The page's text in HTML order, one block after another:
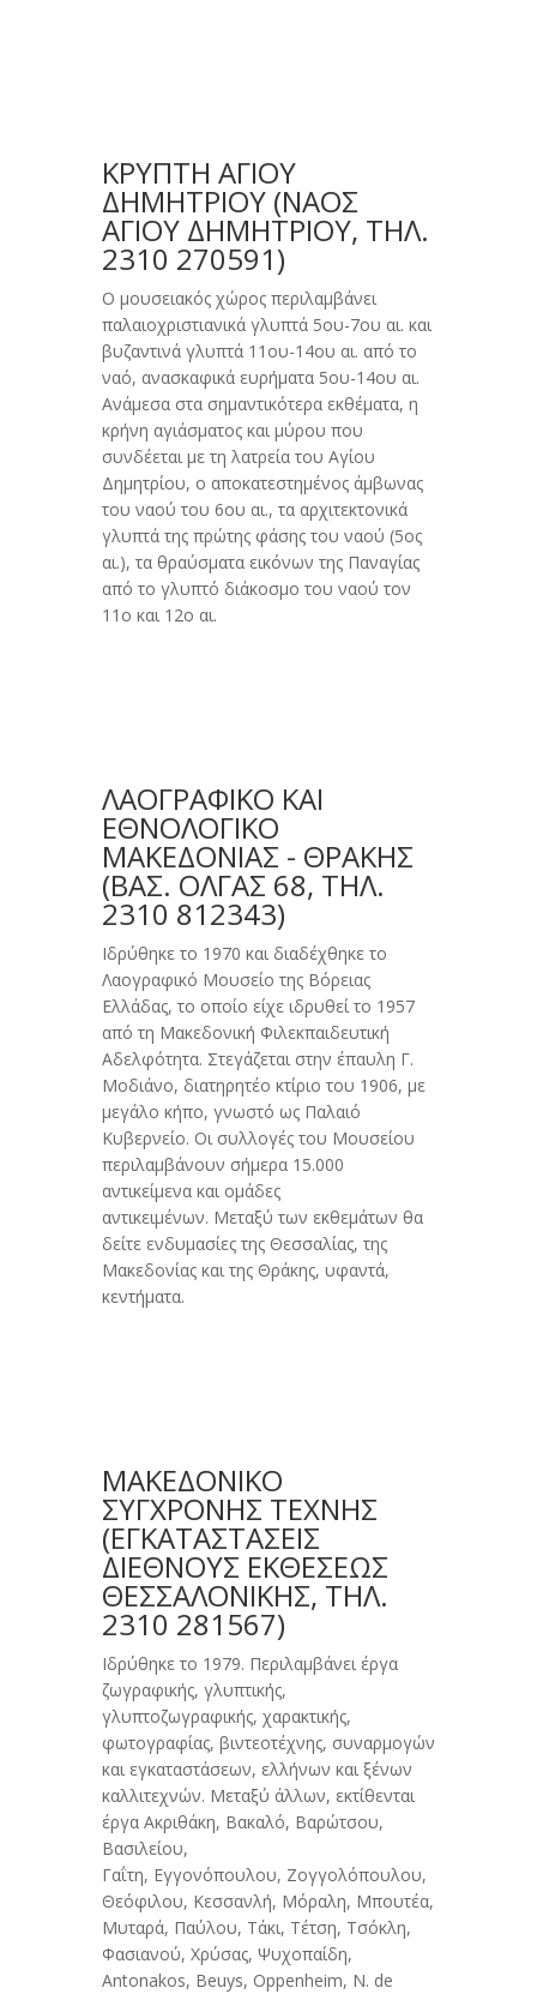
ΚΡΥΠΤΗ ΑΓΙΟΥ
ΔΗΜΗΤΡΙΟΥ (ΝΑΌΣ
AΓΊΟΥ ΔΗΜΗΤΡΊΟΥ, ΤΗΛ.
2310 270591)
Ο μουσειακός χώρος περιλαμβάνει
παλαιοχριστιανικά γλυπτά 5ου-7ου αι. και
βυζαντινά γλυπτά 11ου-14ου αι. από το
ναό, ανασκαφικά ευρήματα 5ου-14ου αι.
Ανάμεσα στα σημαντικότερα εκθέματα, η
κρήνη αγιάσματος και μύρου που
συνδέεται με τη λατρεία του Αγίου
Δημητρίου, ο αποκατεστημένος άμβωνας
του ναού του 6ου αι., τα αρχιτεκτονικά
γλυπτά της πρώτης φάσης του ναού (5ος
αι.), τα θραύσματα εικόνων της Παναγίας
από το γλυπτό διάκοσμο του ναού τον
11ο και 12ο αι.
ΛΑΟΓΡΑΦΙΚΟ ΚΑΙ
ΕΘΝΟΛΟΓΙΚΟ
ΜΑΚΕΔΟΝΙΑΣ - ΘΡΑΚΗΣ
(BΑΣ. ΌΛΓΑΣ 68, ΤΗΛ.
2310 812343)
Iδρύθηκε το 1970 και διαδέχθηκε το
Λαογραφικό Mουσείο της Bόρειας
Eλλάδας, το οποίο είχε ιδρυθεί το 1957
από τη Mακεδονική Φιλεκπαιδευτική
Aδελφότητα. Στεγάζεται στην έπαυλη Γ.
Μοδιάνο, διατηρητέο κτίριο του 1906, με
μεγάλο κήπο, γνωστό ως Παλαιό
Kυβερνείο. Oι συλλογές του Μουσείου
περιλαμβάνουν σήμερα 15.000
αντικείμενα και ομάδες
αντικειμένων. Mεταξύ των εκθεμάτων θα
δείτε ενδυμασίες της Θεσσαλίας, της
Mακεδονίας και της Θράκης, υφαντά,
κεντήματα.
ΜΑΚΕΔΟΝΙΚΟ
ΣΥΓΧΡΟΝΗΣ ΤΕΧΝΗΣ
(ΕΓΚΑΤΑΣΤΆΣΕΙΣ
ΔΙΕΘΝΟΎΣ ΕΚΘΈΣΕΩΣ
ΘΕΣΣΑΛΟΝΊΚΗΣ, ΤΗΛ.
2310 281567)
Ιδρύθηκε το 1979. Περιλαμβάνει έργα
ζωγραφικής, γλυπτικής,
γλυπτοζωγραφικής, χαρακτικής,
φωτογραφίας, βιντεοτέχνης, συναρμογών
και εγκαταστάσεων, ελλήνων και ξένων
καλλιτεχνών. Μεταξύ άλλων, εκτίθενται
έργα Ακριθάκη, Βακαλό, Βαρώτσου,
Βασιλείου,
Γαΐτη, Εγγονόπουλου, Ζογγολόπουλου,
Θεόφιλου, Κεσσανλή, Μόραλη, Mπουτέα,
Μυταρά, Παύλου, Tάκι, Τέτση, Tσόκλη,
Φασιανού, Χρύσας, Ψυχοπαίδη,
Antonakos, Beuys, Oppenheim, N. de